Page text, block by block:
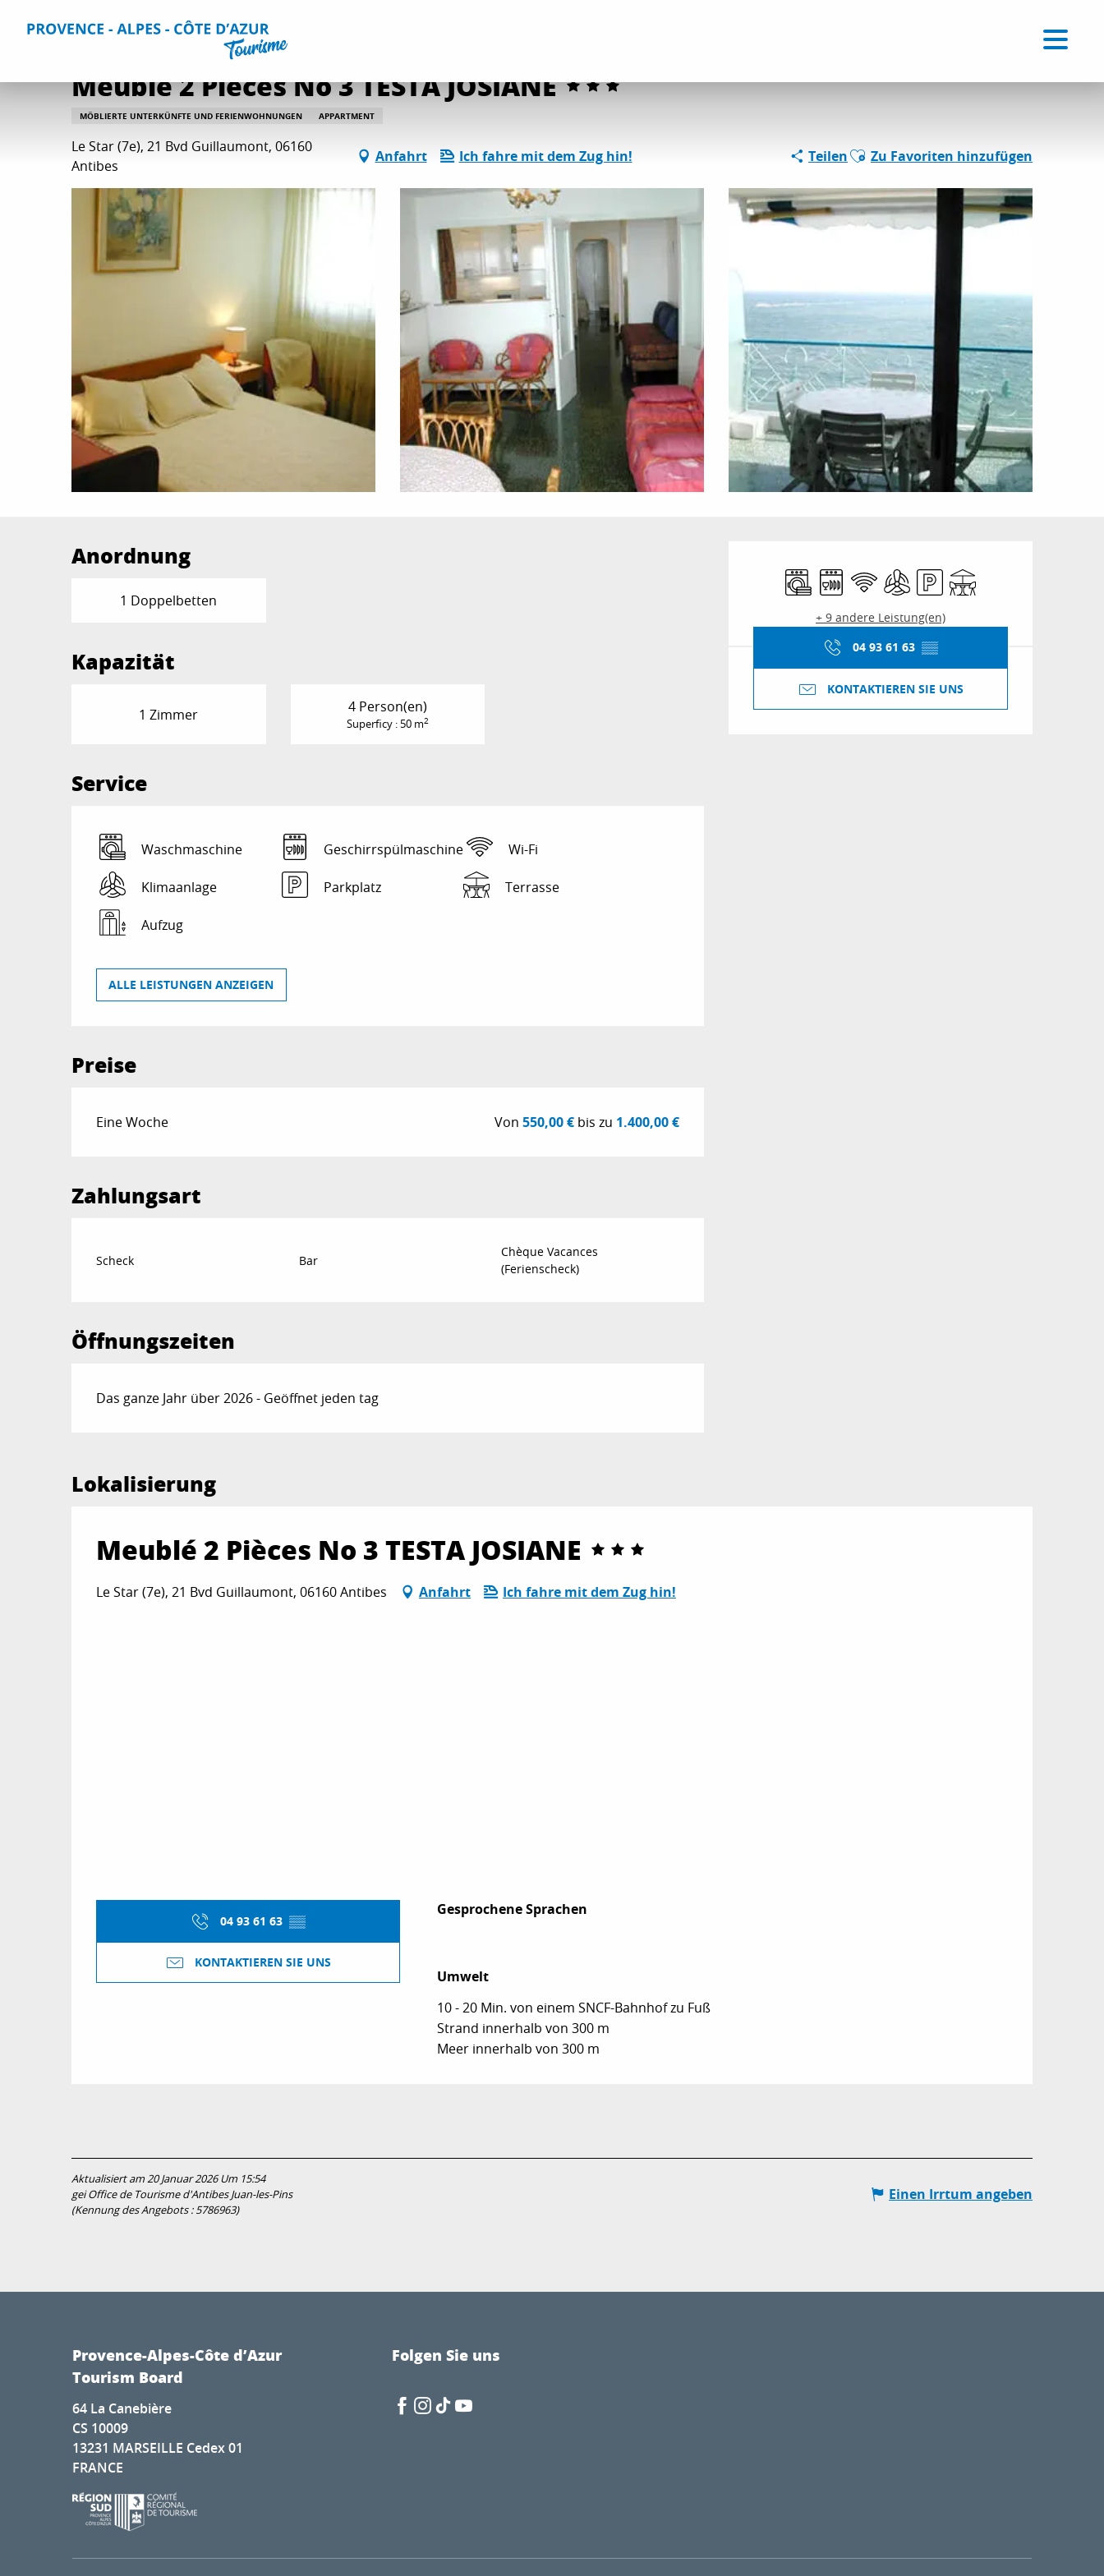
Home Aufenthalt Unterkünfte Alle Gites und Vermietungen
Meublé 2 Pièces No 3 TESTA JOSIANE
MÖBLIERTE UNTERKÜNFTE UND FERIENWOHNUNGEN APPARTMENT
Le Star (7e), 21 Bvd Guillaumont, 06160
Antibes
Anfahrt Ich fahre mit dem Zug hin! TeilenAjouter aux favoris
Zu Favoriten hinzufügen
Öffnungszeiten &
Waschmaschine
Geschirrspülmaschine
Wi-Fi Klimaanlage
ParkplatzTerrasse
+ 9 andere Leistung(en)
04 93 61 63 ▒▒
KONTAKTIEREN SIE UNS
Anordnung
1 Doppelbetten
Kapazität
1 Zimmer 4 Person(en)
Superficy : 50 m2
Service
Waschmaschine Geschirrspülmaschine Wi-Fi
Klimaanlage Parkplatz Terrasse
Aufzug
ALLE LEISTUNGEN ANZEIGEN
Preise
Preise 2026
Eine Woche Von550,00 € bis zu 1.400,00 €
Zahlungsart
Scheck Bar
Chèque Vacances
(Ferienscheck)
Öffnungszeiten
Das ganze Jahr über 2026 - Geöffnet jeden tag
Lokalisierung
Meublé 2 Pièces No 3 TESTA JOSIANE
Le Star (7e), 21 Bvd Guillaumont, 06160 Antibes Anfahrt Ich fahre mit dem Zug hin!
04 93 61 63 ▒▒
KONTAKTIEREN SIE UNS
Gesprochene Sprachen
Gesprochene Sprachen
Umwelt
Umwelt
10 - 20 Min. von einem SNCF-Bahnhof zu Fuß
Strand innerhalb von 300 m
Meer innerhalb von 300 m
Aktualisiert am 20 Januar 2026 Um 15:54
gei Office de Tourisme d'Antibes Juan-les-Pins
(Kennung des Angebots :5786963)
Einen Irrtum angeben
Provence-Alpes-Côte d’Azur
Tourism Board
64 La Canebière
CS 10009
13231 MARSEILLE Cedex 01
FRANCE
Folgen Sie uns